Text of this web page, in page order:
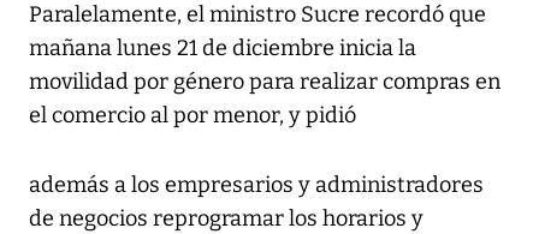
Paralelamente, el ministro Sucre recordó que
mañana lunes 21 de diciembre inicia la
movilidad por género para realizar compras en
el comercio al por menor, y pidió
además a los empresarios y administradores
de negocios reprogramar los horarios y